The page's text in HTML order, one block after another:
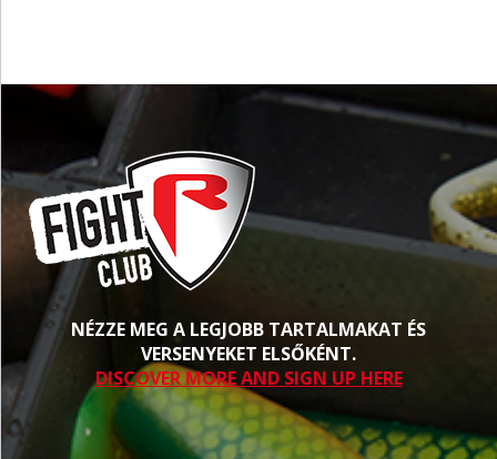
NÉZZE MEG A LEGJOBB TARTALMAKAT ÉS
VERSENYEKET ELSŐKÉNT.
DISCOVER MORE AND SIGN UP HERE